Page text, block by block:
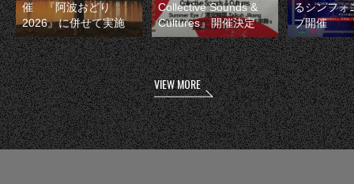
催 『阿波おどり
2026』に併せて実施
Collective Sounds &
Cultures』開催決定
るシンフォ
ブ開催
VIEW MORE